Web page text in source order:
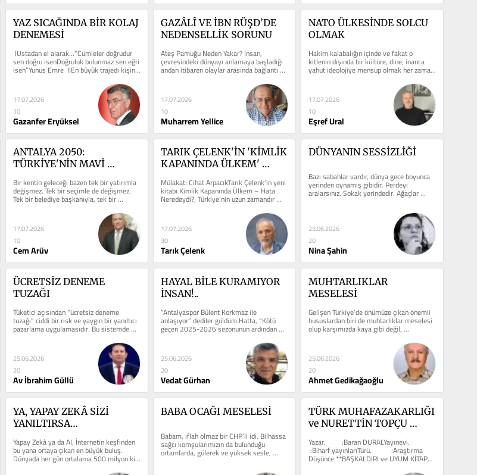
YAZ SICAĞINDA BİR KOLAJ
DENEMESİ
IUstadan el alarak…“Cümleler doğrudur
sen doğru isenDoğruluk bulunmaz sen eğri
isen”Yunus Emre  IIEn büyük trajedi kişinin
17.07.2026
10
Gazanfer Eryüksel
GAZÂLÎ VE İBN RÜŞD’DE
NEDENSELLİK SORUNU
Ateş Pamuğu Neden Yakar? İnsan,
çevresindeki dünyayı anlamaya başladığı
andan itibaren olaylar arasında bağlantı
17.07.2026
10
Muharrem Yellice
NATO ÜLKESİNDE SOLCU
OLMAK
Hakim kalabalığın içinde ve fakat o
kitlenin dışında bir kültüre, dine, inanca
yahut ideolojiye mensup olmak her zaman
belalı iştir....
17.07.2026
10
Eşref Ural
ANTALYA 2050:
TÜRKİYE'NİN MAVİ
Bir kentin geleceği bazen tek bir yatırımla
değişmez. Tek bir seçimle de değişmez.
Tek bir belediye başkanıyla, tek bir
bakanla ya da tek...
17.07.2026
10
Cem Arüv
TARIK ÇELENK'İN 'KİMLİK
KAPANINDA ÜLKEM'
MÜLAKAT
Mülakat: Cihat ArpacıkTarık Çelenk’in yeni
kitabı Kimlik Kapanında Ülkem – Hata
Neredeydi?, Türkiye’nin uzun zamandır
aynı kelimelerle...
17.07.2026
30
Tarık Çelenk
DÜNYANIN SESSİZLİĞİ
Bazı sabahlar vardır, dünya gece boyunca
yerinden oynamış gibidir. Perdeyi
aralarsınız. Sokak yerindedir. Ağaçlar
25.06.2026
20
Nina Şahin
ÜCRETSİZ DENEME
TUZAĞI
Tüketici açısından “ücretsiz deneme
tuzağı” ciddi bir risk ve yaygın bir yanıltıcı
pazarlama uygulamasıdır. Bu sistemde
tüketici...
25.06.2026
20
Av İbrahim Güllü
HAYAL BİLE KURAMIYOR
İNSAN!..
“Antalyaspor Bülent Korkmaz ile
anlaşıyor” dediler güldüm.Hatta, “Kötü
geçen 2025-2026 sezonunun ardından
küme düşen...
25.06.2026
20
Vedat Gürhan
MUHTARLIKLAR
MESELESİ
Gelişen Türkiye’de önümüze çıkan önemli
hususlardan biri de muhtarlıklar meselesi
olup karşımızda kaya gibi değil,
günümüzde büyük...
25.06.2026
20
Ahmet Gedikağaoğlu
YA, YAPAY ZEKÂ SİZİ
YANILTIRSA…
Yapay Zekâ ya da AI, İnternetin keşfinden
bu yana ortaya çıkan en büyük buluş.
Dünyada her gün ortalama 500 milyon kişi
yapay zekâyı...
BABA OCAĞI MESELESİ
Babam, iflah olmaz bir CHP’li idi. Bilhassa
sağcı komşularımızın da bulunduğu
ortamlarda, gülerek ve yüksek sesle,
“1956 senesinden beri...
TÜRK MUHAFAZAKARLIĞI
ve NURETTİN TOPÇU
Yazar.         :Baran DURALYayınevi.
:Biharf yayınlarıTürü.           :Araştırma
Düşünce **BAŞKALDIRI ve UYUM KİTAP...